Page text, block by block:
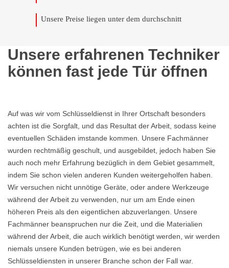
Unsere Preise liegen unter dem durchschnitt
Unsere erfahrenen Techniker
können fast jede Tür öffnen
Auf was wir vom Schlüsseldienst in Ihrer Ortschaft besonders
achten ist die Sorgfalt, und das Resultat der Arbeit, sodass keine
eventuellen Schäden imstande kommen. Unsere Fachmänner
wurden rechtmäßig geschult, und ausgebildet, jedoch haben Sie
auch noch mehr Erfahrung bezüglich in dem Gebiet gesammelt,
indem Sie schon vielen anderen Kunden weitergeholfen haben.
Wir versuchen nicht unnötige Geräte, oder andere Werkzeuge
während der Arbeit zu verwenden, nur um am Ende einen
höheren Preis als den eigentlichen abzuverlangen. Unsere
Fachmänner beanspruchen nur die Zeit, und die Materialien
während der Arbeit, die auch wirklich benötigt werden, wir werden
niemals unsere Kunden betrügen, wie es bei anderen
Schlüsseldiensten in unserer Branche schon der Fall war.